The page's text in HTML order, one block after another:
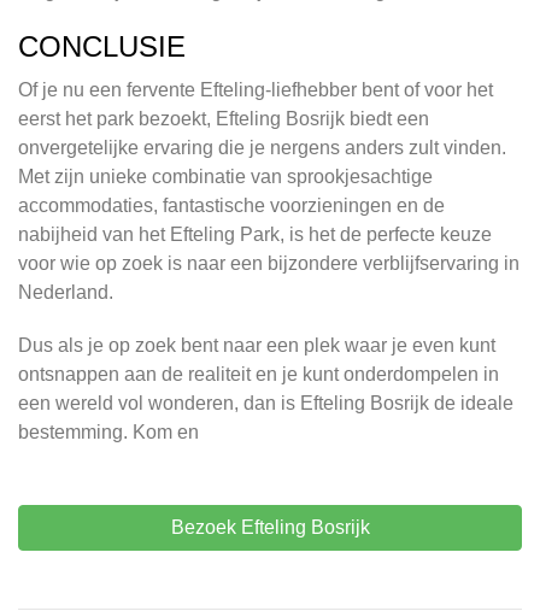
CONCLUSIE
Of je nu een fervente Efteling-liefhebber bent of voor het
eerst het park bezoekt, Efteling Bosrijk biedt een
onvergetelijke ervaring die je nergens anders zult vinden.
Met zijn unieke combinatie van sprookjesachtige
accommodaties, fantastische voorzieningen en de
nabijheid van het Efteling Park, is het de perfecte keuze
voor wie op zoek is naar een bijzondere verblijfservaring in
Nederland.
Dus als je op zoek bent naar een plek waar je even kunt
ontsnappen aan de realiteit en je kunt onderdompelen in
een wereld vol wonderen, dan is Efteling Bosrijk de ideale
bestemming. Kom en
Bezoek Efteling Bosrijk